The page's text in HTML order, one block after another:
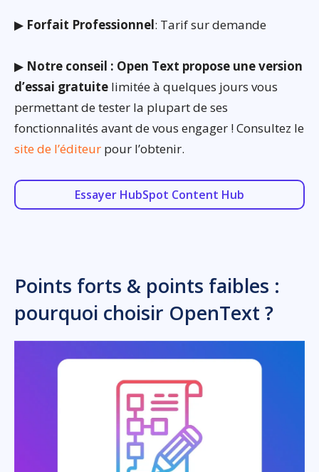
▶ Forfait Professionnel: Tarif sur demande
▶ Notre conseil : Open Text propose une version
d’essai gratuite limitée à quelques jours vous
permettant de tester la plupart de ses
fonctionnalités avant de vous engager ! Consultez le
site de l’éditeur pour l’obtenir.
Essayer HubSpot Content Hub
Points forts & points faibles :
pourquoi choisir OpenText ?